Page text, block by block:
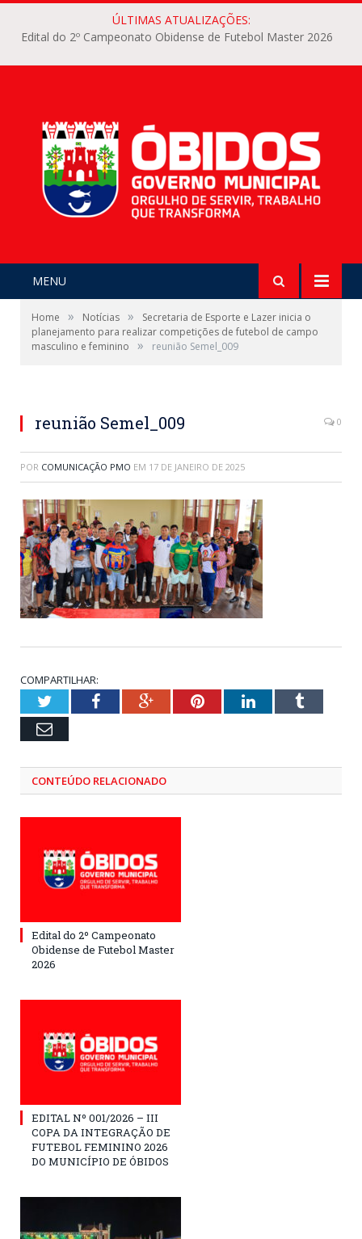
ÚLTIMAS ATUALIZAÇÕES:
Edital do 2º Campeonato Obidense de Futebol Master 2026
MENU
Home » Notícias »
Secretaria de Esporte e Lazer inicia o
planejamento para realizar competições de futebol de campo
masculino e feminino
» reunião Semel_009
reunião Semel_009 0
POR COMUNICAÇÃO PMO EM 17 DE JANEIRO DE 2025
COMPARTILHAR:
TwitterFacebookGoogle+PinterestLinkedInTumblr
Email
CONTEÚDO RELACIONADO
Edital do 2º Campeonato
Obidense de Futebol Master
2026
EDITAL Nº 001/2026 – III
COPA DA INTEGRAÇÃO DE
FUTEBOL FEMININO 2026
DO MUNICÍPIO DE ÓBIDOS